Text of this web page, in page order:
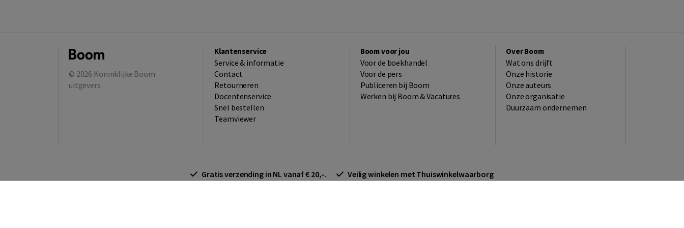
© 2026 Koninklijke Boom
uitgevers
Klantenservice
Service & informatie
Contact
Retourneren
Docentenservice
Snel bestellen
Teamviewer
Boom voor jou
Voor de boekhandel
Voor de pers
Publiceren bij Boom
Werken bij Boom & Vacatures
Over Boom
Wat ons drijft
Onze historie
Onze auteurs
Onze organisatie
Duurzaam ondernemen
Gratis verzending in NL vanaf € 20,-. Veilig winkelen met Thuiswinkelwaarborg